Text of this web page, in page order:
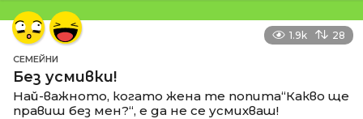
1.9k 28
СЕМЕЙНИ
Без усмивки!
Най-важното, когато жена те попита“Какво ще
правиш без мен?“, е да не се усмихваш!